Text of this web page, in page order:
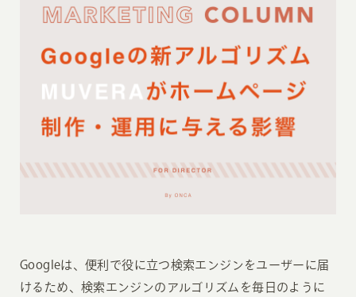
Googleは、便利で役に立つ検索エンジンをユーザーに届
けるため、検索エンジンのアルゴリズムを毎日のように